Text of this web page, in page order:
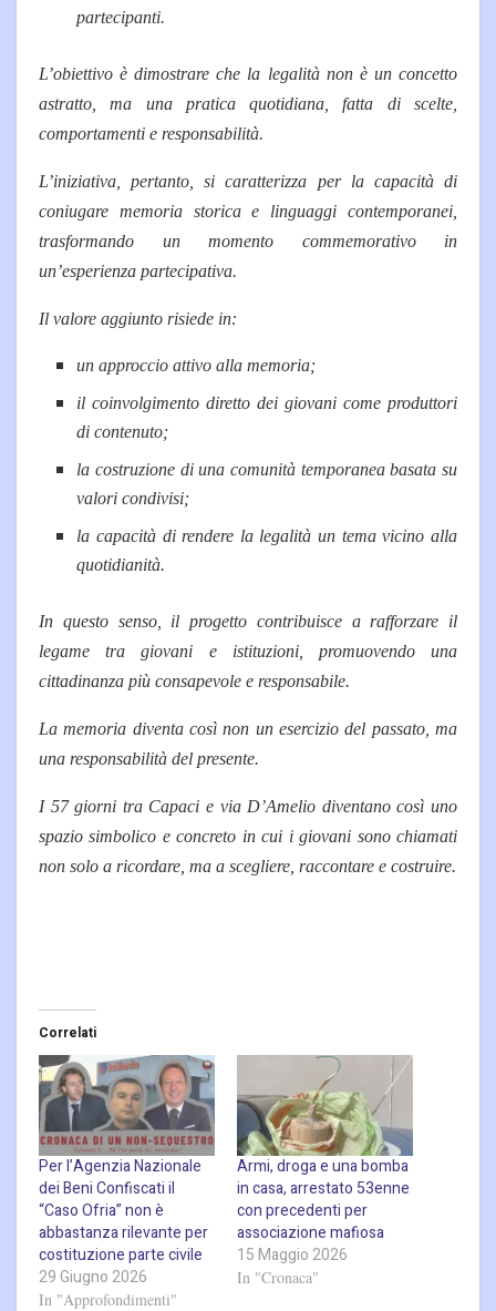
partecipanti.
L’obiettivo è dimostrare che la legalità non è un concetto
astratto, ma una pratica quotidiana, fatta di scelte,
comportamenti e responsabilità.
L’iniziativa, pertanto, si caratterizza per la capacità di
coniugare memoria storica e linguaggi contemporanei,
trasformando un momento commemorativo in
un’esperienza partecipativa.
Il valore aggiunto risiede in:
un approccio attivo alla memoria;
il coinvolgimento diretto dei giovani come produttori
di contenuto;
la costruzione di una comunità temporanea basata su
valori condivisi;
la capacità di rendere la legalità un tema vicino alla
quotidianità.
In questo senso, il progetto contribuisce a rafforzare il
legame tra giovani e istituzioni, promuovendo una
cittadinanza più consapevole e responsabile.
La memoria diventa così non un esercizio del passato, ma
una responsabilità del presente.
I 57 giorni tra Capaci e via D’Amelio diventano così uno
spazio simbolico e concreto in cui i giovani sono chiamati
non solo a ricordare, ma a scegliere, raccontare e costruire.
Correlati
Per l’Agenzia Nazionale
dei Beni Confiscati il
“Caso Ofria” non è
abbastanza rilevante per
costituzione parte civile
29 Giugno 2026
In "Approfondimenti"
Armi, droga e una bomba
in casa, arrestato 53enne
con precedenti per
associazione mafiosa
15 Maggio 2026
In "Cronaca"